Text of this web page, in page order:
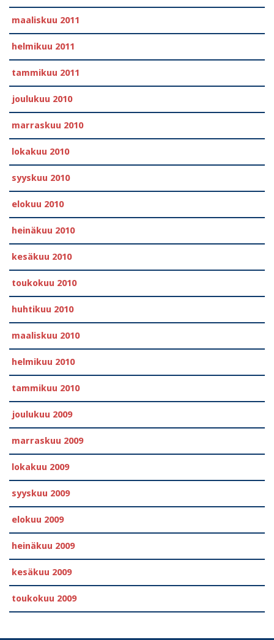
maaliskuu 2011
helmikuu 2011
tammikuu 2011
joulukuu 2010
marraskuu 2010
lokakuu 2010
syyskuu 2010
elokuu 2010
heinäkuu 2010
kesäkuu 2010
toukokuu 2010
huhtikuu 2010
maaliskuu 2010
helmikuu 2010
tammikuu 2010
joulukuu 2009
marraskuu 2009
lokakuu 2009
syyskuu 2009
elokuu 2009
heinäkuu 2009
kesäkuu 2009
toukokuu 2009